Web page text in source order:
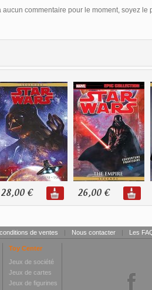
aucun commentaire pour le moment, soyez
28,00 € 26,00 €
de ventes | Nous contacter | Les
Toy Center
Jeux de société
Jeux de cartes
Jeux de figurines